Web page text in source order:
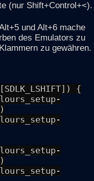
(nur Shift+Control+<).
und Alt+6 mache
des Emulators zu
zu gewähren.
{